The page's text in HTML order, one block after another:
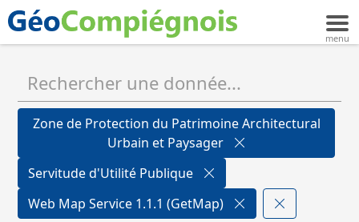
Zone de Protection du Patrimoine Architectural
Urbain et Paysager
Servitude d'Utilité Publique
Web Map Service 1.1.1 (GetMap)